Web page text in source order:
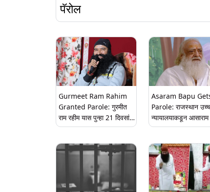
पॅरोल
Gurmeet Ram Rahim
Granted Parole: गुरमीत
राम रहीम यास पुन्हा 21 दिवसांचा
पॅरोल मंजूर; बलात्कार प्रकरणी
Asaram Bapu
Parole: राजस्थान
न्यायालयाकडून आसाराम
दिलासा, 11 वर्षांत